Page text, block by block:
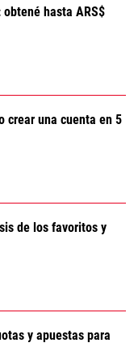
hasta ARS$
crear una cuenta en 5
de los favoritos y
y apuestas para